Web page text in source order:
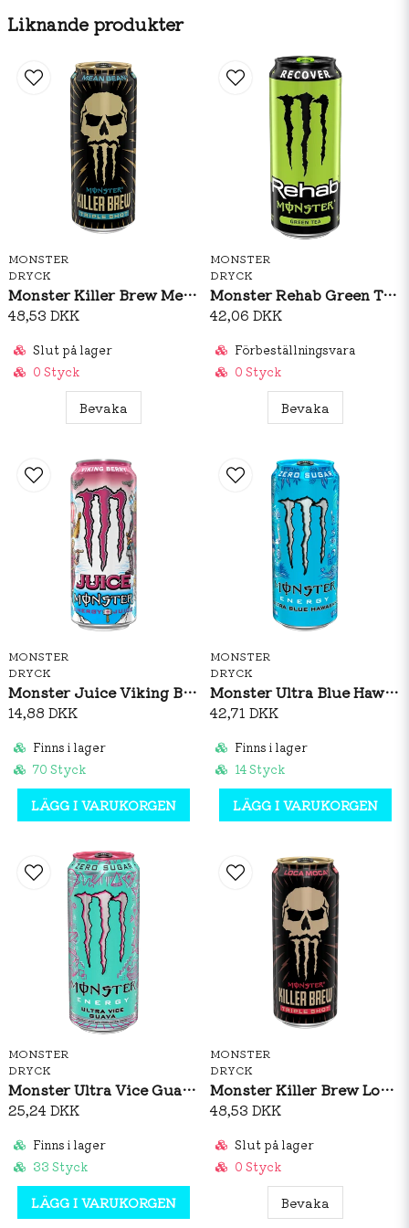
Liknande produkter
MONSTER
DRYCK
Monster Killer Brew Mean Bean 437ml
48,53 DKK
Slut på lager
0 Styck
Bevaka
MONSTER
DRYCK
Monster Rehab Green Tea 458ml
42,06 DKK
Förbeställningsvara
0 Styck
Bevaka
MONSTER
DRYCK
Monster Juice Viking Berry 500ml
14,88 DKK
Finns i lager
70 Styck
LÄGG I VARUKORGEN
MONSTER
DRYCK
Monster Ultra Blue Hawaiian 473ml
42,71 DKK
Finns i lager
14 Styck
LÄGG I VARUKORGEN
MONSTER
DRYCK
Monster Ultra Vice Guava 473ml
25,24 DKK
Finns i lager
33 Styck
LÄGG I VARUKORGEN
MONSTER
DRYCK
Monster Killer Brew Loca Moca 437ml
48,53 DKK
Slut på lager
0 Styck
Bevaka
WANT THE LUCK OF THE IRISH GOING FOR YA, GO
AND GRAB A CAN TODAY!
JAVA MONSTER IRISH CRÈME … ANYTHING BUT
BASIC!''